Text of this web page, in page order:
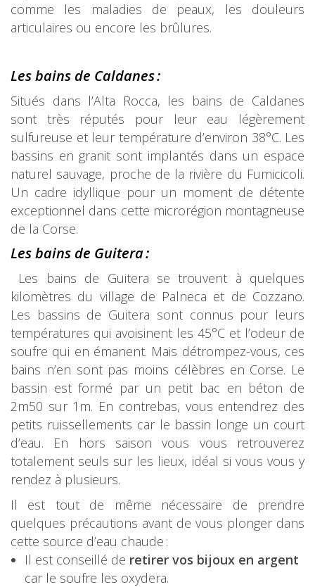
comme les maladies de peaux, les douleurs
articulaires ou encore les brûlures.
Les bains de Caldanes :
Situés dans l’Alta Rocca, les bains de Caldanes
sont très réputés pour leur eau légèrement
sulfureuse et leur température d’environ 38°C. Les
bassins en granit sont implantés dans un espace
naturel sauvage, proche de la rivière du Fumicicoli.
Un cadre idyllique pour un moment de détente
exceptionnel dans cette microrégion montagneuse
de la Corse.
Les bains de Guitera :
Les bains de Guitera se trouvent à quelques
kilomètres du village de Palneca et de Cozzano.
Les bassins de Guitera sont connus pour leurs
températures qui avoisinent les 45°C et l’odeur de
soufre qui en émanent. Mais détrompez-vous, ces
bains n’en sont pas moins célèbres en Corse. Le
bassin est formé par un petit bac en béton de
2m50 sur 1m. En contrebas, vous entendrez des
petits ruissellements car le bassin longe un court
d’eau. En hors saison vous vous retrouverez
totalement seuls sur les lieux, idéal si vous vous y
rendez à plusieurs.
Il est tout de même nécessaire de prendre
quelques précautions avant de vous plonger dans
cette source d’eau chaude :
Il est conseillé de retirer vos bijoux en argent
car le soufre les oxydera.